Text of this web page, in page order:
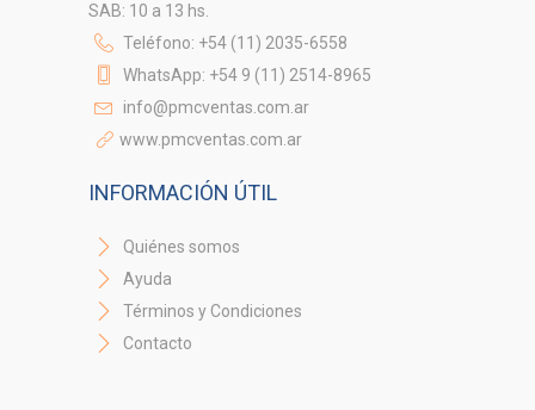
SAB: 10 a 13 hs.
Teléfono: +54 (11) 2035-6558
WhatsApp: +54 9 (11) 2514-8965
info@pmcventas.com.ar
www.pmcventas.com.ar
INFORMACIÓN ÚTIL
Quiénes somos
Ayuda
Términos y Condiciones
Contacto